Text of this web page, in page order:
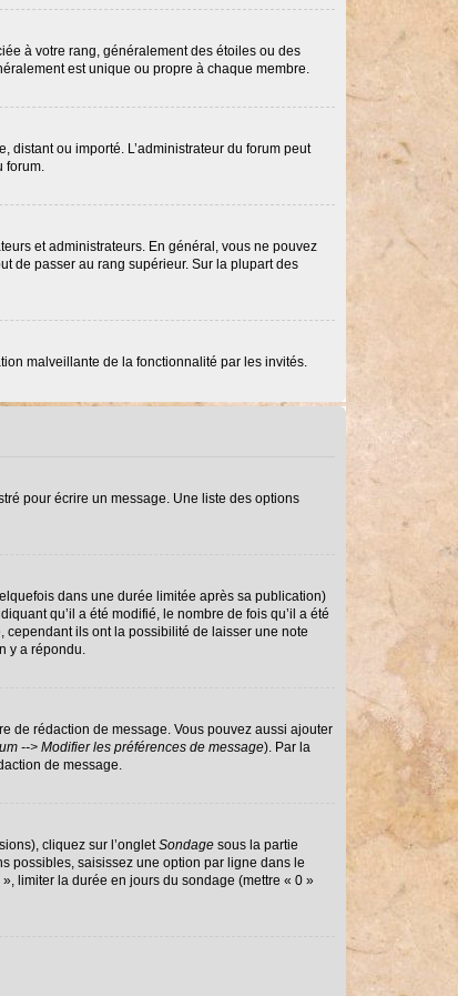
à votre rang, généralement des étoiles ou des
est unique ou propre à chaque membre.
distant ou importé. L’administrateur du forum peut
forum.
et administrateurs. En général, vous ne pouvez
de passer au rang supérieur. Sur la plupart des
malveillante de la fonctionnalité par les invités.
pour écrire un message. Une liste des options
dans une durée limitée après sa publication)
qu’il a été modifié, le nombre de fois qu’il a été
cependant ils ont la possibilité de laisser une note
y a répondu.
de rédaction de message. Vous pouvez aussi ajouter
--> Modifier les préférences de message). Par la
de message.
cliquez sur l’ongletSondagesous la partie
possibles, saisissez une option par ligne dans le
limiter la durée en jours du sondage (mettre « 0 »